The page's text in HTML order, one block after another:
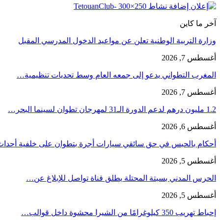
آخر ما كاين
وزارة التربية الوطنية تعلن عن مواعيد الدخول المدرسي المقبل
أغسطس 7, 2026
المغرب التطواني يدعو إلى جمعه العام وسط تحديات تنظيمية…
أغسطس 7, 2026
1.2 مليون درهم لدعم الدورة الـ31 لمهرجان تطوان لسينما البحر…
أغسطس 6, 2026
أحكام بالحبس في حق سائقي سيارات أجرة بتطوان على خلفية
أغسطس 5, 2026
الحرس المدني بسبتة المحتلة يطلق قناة تواصل للإبلاغ عن…
أغسطس 5, 2026
إحباط تهريب 350 كيلوغرامًا من الشيرا محشوة داخل قوالب…